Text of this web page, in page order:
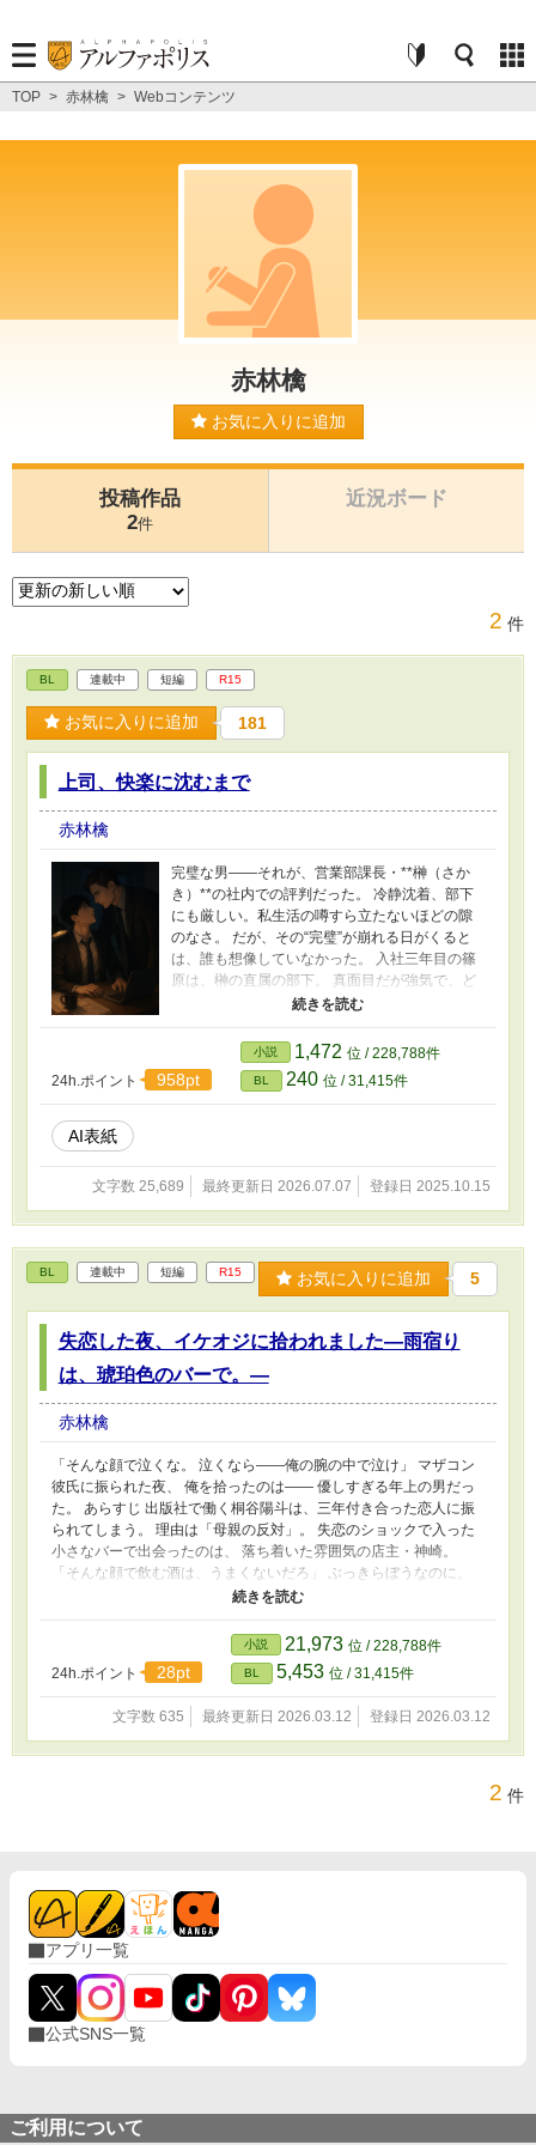
TOP > 赤林檎 > Webコンテンツ
赤林檎
お気に入りに追加
投稿作品
2件
近況ボード
2 件
BL 連載中 短編 R15
お気に入りに追加 181
上司、快楽に沈むまで
赤林檎
完璧な男――それが、営業部課長・**榊（さか
き）**の社内での評判だった。 冷静沈着、部下
にも厳しい。私生活の噂すら立たないほどの隙
のなさ。 だが、その“完璧”が崩れる日がくると
は、誰も想像していなかった。 入社三年目の篠
原は、榊の直属の部下。 真面目だが強気で、ど
こか挑発的な笑みを浮かべる青年。 ある夜、取
引先とのトラブル対応で二人だけが残ったオフ
ィスで、 篠原は上司に向かって、いつもの穏や
かな口調を崩した。「……そんな顔、部下には
見せないんですね」 疲労で僅かに緩んだ榊の表
情。 その弱さを見逃さず、篠原はデスク越しに
引き寄せられた瞬間、榊の理性は音を立てて崩
れた。 拒むことも、許すこともできないまま、
の知らなかった感情と快楽を知る。それは、上
司としての誇りを壊すほどに甘く、逃れられな
と榊だけを見つめ続けてきた、静かな執着があ
る。 「俺、前から思ってたんです。 あなたが
――。 上司と部下、立場も理性も、すべてが絡
み合うオフィスの夜。 秘密の扉を開けた榊は、
もう戻れない。 快楽に溺れるその瞬間まで、彼
を待つのは破滅か、それとも救いか。 ――これ
は、ひとりの上司が“愛”という名の支配に沈んで
いく物語。
24h.ポイント 958pt
小説 1,472 位 / 228,788件
BL 240 位 / 31,415件
AI表紙
文字数 25,689 最終更新日 2026.07.07 登録日 2025.10.15
BL 連載中 短編 R15 お気に入りに追加 5
失恋した夜、イケオジに拾われました―雨宿り
は、琥珀色のバーで。―
赤林檎
「そんな顔で泣くな。 泣くなら――俺の腕の中で泣け」 マザコン
彼氏に振られた夜、 俺を拾ったのは―― 優しすぎる年上の男だっ
た。 あらすじ 出版社で働く桐谷陽斗は、三年付き合った恋人に振
られてしまう。 理由は「母親の反対」。 失恋のショックで入った
小さなバーで出会ったのは、 落ち着いた雰囲気の店主・神崎。
「そんな顔で飲む酒は、うまくないだろ」 ぶっきらぼうなのに、
どこか優しいその男は、 弱っている陽斗を放っておけないと言
う。 甘やかしてくる年上の男。 守るように触れる大きな手。 気づ
けば、陽斗は少しずつ神崎に惹かれていく。 だがある日、元恋人
とその母親がバーに現れて‥。 失恋から始まる、 年の差19歳の甘
やかし溺愛ラブストーリー。 登場人物 桐谷 陽斗（きりたに はる
と） 26歳 / 出版社営業 優しくて人に尽くすタイプ。 恋人だった拓
真のマザコンぶりに悩みながらも三年間付き合っていたが、母親の
反対を理由に振られる。 本当は甘えたいのに、甘えるのが苦手。
度のマザコンで、何事も母親の意見を優先する。 別れた後、陽斗
を取り戻そうとしてバーに現れる。 結城 美咲 拓真の母親 息子に強
い影響力を持つ過干渉タイプ。 陽斗との交際をよく思っていな
い。
24h.ポイント 28pt
小説 21,973 位 / 228,788件
BL 5,453 位 / 31,415件
文字数 635 最終更新日 2026.03.12 登録日 2026.03.12
2 件
アプリ一覧
公式SNS一覧
ご利用について